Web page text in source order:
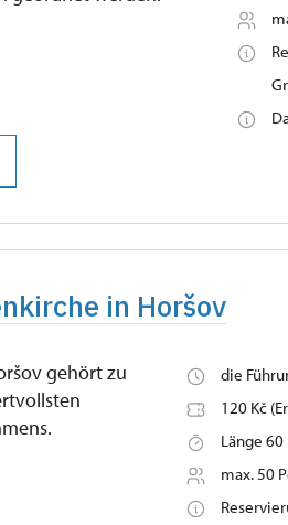
in Horšov
gehört zu
die
120 Kč
Länge
max. 50